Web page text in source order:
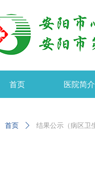
首页 医院简介
首页 ꄲ 结果公示（病区卫